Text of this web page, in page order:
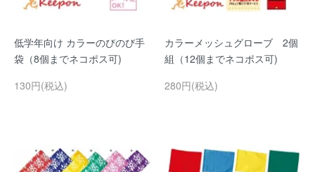
低学年向け カラーのびのび手
袋（8個までネコポス可)
130円(税込)
カラーメッシュグローブ 2個
組（12個までネコポス可)
280円(税込)